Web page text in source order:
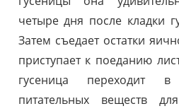
четыре дня после кладки
Затем съедает остатки
приступает к поеданию
гусеница переходит
питательных веществ